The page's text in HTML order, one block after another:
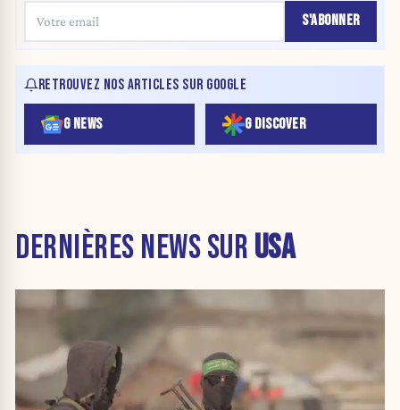
S'ABONNER
RETROUVEZ NOS ARTICLES SUR GOOGLE
G NEWS G DISCOVER
DERNIÈRES NEWS SUR USA